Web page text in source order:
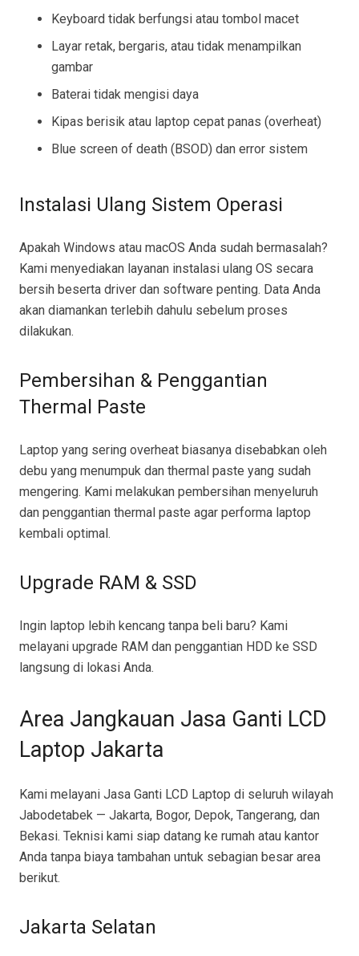
Keyboard tidak berfungsi atau tombol macet
Layar retak, bergaris, atau tidak menampilkan
gambar
Baterai tidak mengisi daya
Kipas berisik atau laptop cepat panas (overheat)
Blue screen of death (BSOD) dan error sistem
Instalasi Ulang Sistem Operasi
Apakah Windows atau macOS Anda sudah bermasalah?
Kami menyediakan layanan instalasi ulang OS secara
bersih beserta driver dan software penting. Data Anda
akan diamankan terlebih dahulu sebelum proses
dilakukan.
Pembersihan & Penggantian
Thermal Paste
Laptop yang sering overheat biasanya disebabkan oleh
debu yang menumpuk dan thermal paste yang sudah
mengering. Kami melakukan pembersihan menyeluruh
dan penggantian thermal paste agar performa laptop
kembali optimal.
Upgrade RAM & SSD
Ingin laptop lebih kencang tanpa beli baru? Kami
melayani upgrade RAM dan penggantian HDD ke SSD
langsung di lokasi Anda.
Area Jangkauan Jasa Ganti LCD
Laptop Jakarta
Kami melayani Jasa Ganti LCD Laptop di seluruh wilayah
Jabodetabek — Jakarta, Bogor, Depok, Tangerang, dan
Bekasi. Teknisi kami siap datang ke rumah atau kantor
Anda tanpa biaya tambahan untuk sebagian besar area
berikut.
Jakarta Selatan